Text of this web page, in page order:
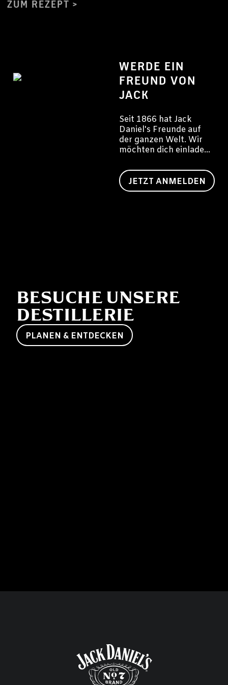
ZUM REZEPT
WERDE EIN
FREUND VON
JACK
Seit 1866 hat Jack
Daniel's Freunde auf
der ganzen Welt. Wir
möchten dich einladen,
Jack zu werden.
JETZT ANMELDEN
BESUCHE UNSERE
DESTILLERIE
PLANEN & ENTDECKEN